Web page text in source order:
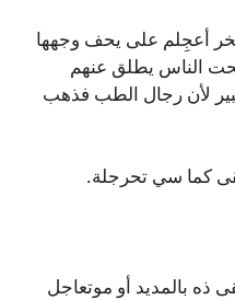
أعجِلم على يحف وجهها
الناس يطلق عنهم
لأن رجال الطب فذهب
كما سي تحرجلة.
ذه بالمديد أو موتعاجل